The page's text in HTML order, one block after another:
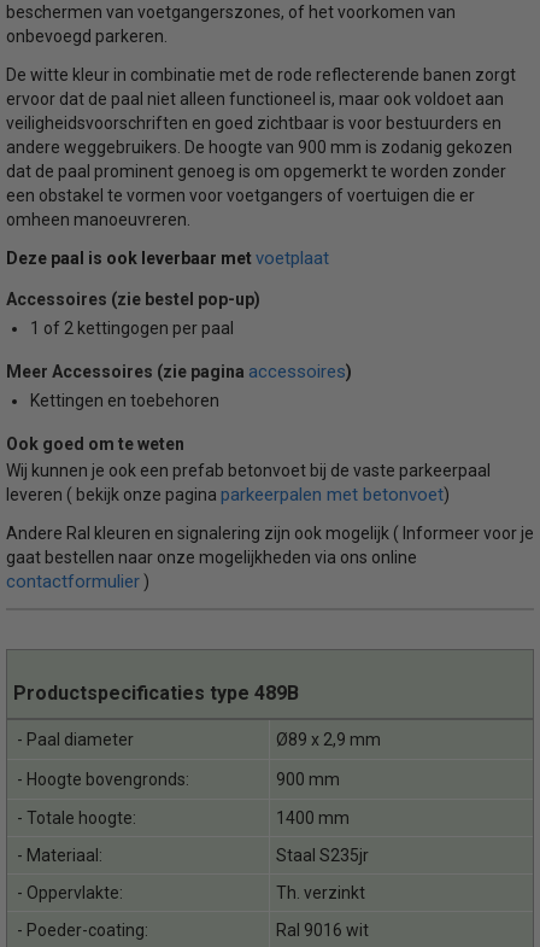
beschermen van voetgangerszones, of het voorkomen van
onbevoegd parkeren.
De witte kleur in combinatie met de rode reflecterende banen zorgt
ervoor dat de paal niet alleen functioneel is, maar ook voldoet aan
veiligheidsvoorschriften en goed zichtbaar is voor bestuurders en
andere weggebruikers. De hoogte van 900 mm is zodanig gekozen
dat de paal prominent genoeg is om opgemerkt te worden zonder
een obstakel te vormen voor voetgangers of voertuigen die er
omheen manoeuvreren.
Deze paal is ook leverbaar met voetplaat
Accessoires (zie bestel pop-up)
1 of 2 kettingogen per paal
Meer Accessoires (zie pagina accessoires)
Kettingen en toebehoren
Ook goed om te weten
Wij kunnen je ook een prefab betonvoet bij de vaste parkeerpaal
leveren ( bekijk onze pagina parkeerpalen met betonvoet)
Andere Ral kleuren en signalering zijn ook mogelijk ( Informeer voor je
gaat bestellen naar onze mogelijkheden via ons online
contactformulier )
Productspecificaties type 489B
- Paal diameter Ø89 x 2,9 mm
- Hoogte bovengronds:
900 mm
- Totale hoogte:
1400 mm
- Materiaal:
Staal S235jr
- Oppervlakte:
Th. verzinkt
- Poeder-coating:
Ral 9016 wit